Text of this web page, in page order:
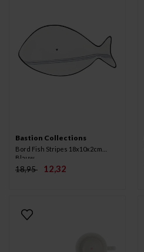
Bastion Collections
Bord Fish Stripes 18x10x2cm
Blauw
18,95 12,32